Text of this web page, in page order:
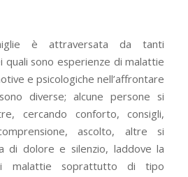
è attraversata da tanti
quali sono esperienze di malattie
e psicologiche nell’affrontare
diverse; alcune persone si
cercando conforto, consigli,
ascolto, altre si
di dolore e silenzio, laddove la
malattie soprattutto di tipo